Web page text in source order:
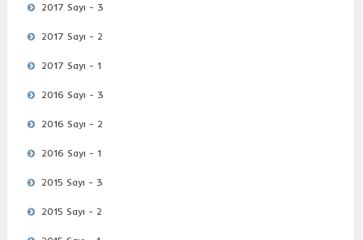
2017 Sayı - 3
2017 Sayı - 2
2017 Sayı - 1
2016 Sayı - 3
2016 Sayı - 2
2016 Sayı - 1
2015 Sayı - 3
2015 Sayı - 2